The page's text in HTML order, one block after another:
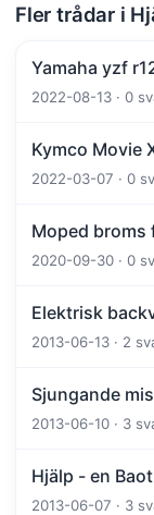
Fler trådar i
Yamaha yzf
2022-08-13 · 0
Kymco Movie
2022-03-07 · 0
Moped broms
2020-09-30 · 0
Elektrisk
2013-06-13 · 2
Sjungande
2013-06-10 · 3
Hjälp - en
2013-06-07 · 3